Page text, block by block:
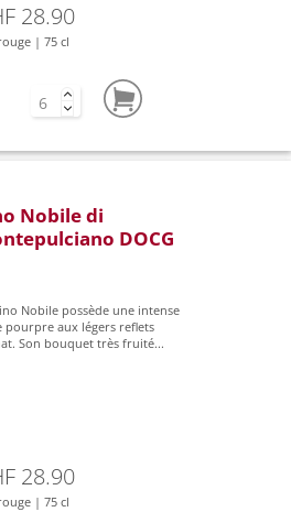
28.90
| 75 cl
Nobile di
DOCG
Nobile possède une intense
pourpre aux légers reflets
Son bouquet très fruité...
28.90
| 75 cl